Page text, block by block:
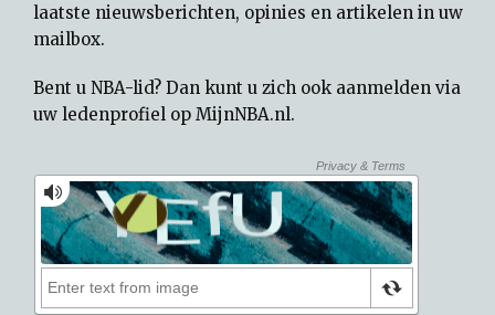
laatste nieuwsberichten, opinies en artikelen in uw
mailbox.
Bent u NBA-lid? Dan kunt u zich ook aanmelden via
uw ledenprofiel op MijnNBA.nl.